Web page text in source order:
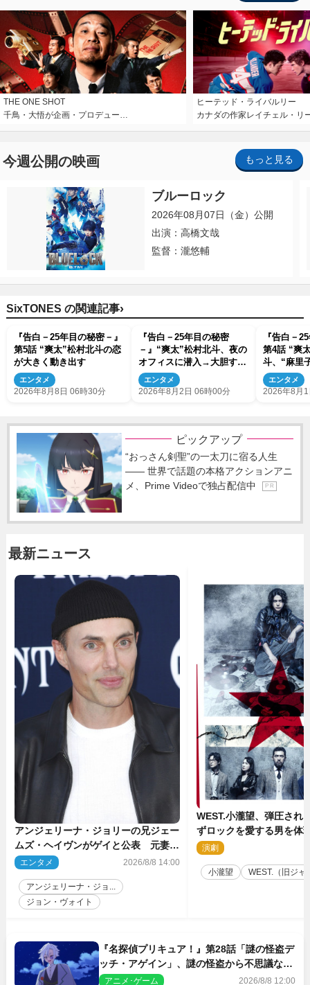
THE ONE SHOT
千鳥・大悟が企画・プロデュー…
ヒーテッド・ライバルリー
カナダの作家レイチェル・リ
今週公開の映画 もっと見る
ブルーロック
2026年08月07日（金）公開
出演：高橋文哉
監督：瀧悠輔
SixTONES の関連記事›
『告白－25年目の秘密－』
第5話 “爽太”松村北斗の恋
が大きく動き出す
エンタメ
2026年8月8日 06時30分
『告白－25年目の秘密
－』“爽太”松村北斗、夜の
オフィスに潜入→大胆すぎ
る行動に騒然「え？もしか
して」「8人目の別班説浮
エンタメ
2026年8月2日 06時00分
『告白－
第4話 “爽
斗、“麻里
の秘密に迫
エンタメ
2026年8月
ピックアップ
“おっさん剣聖”の一太刀に宿る人生
―― 世界で話題の本格アクションアニ
メ、Prime Videoで独占配信中
P R
最新ニュース
アンジェリーナ・ジョリーの兄ジェー
ムズ・ヘイヴンがゲイと公表 元妻の
生配信で明らかに
エンタメ 2026/8/8 14:00
アンジェリーナ・ジョ...
ジョン・ヴォイト
WEST.小瀧望、弾圧され
ずロックを愛する男を
台『ロックンロール』ビ
演劇
小瀧望 WEST.（旧ジャ
『名探偵プリキュア！』第28話「謎の怪盗デ
ッチ・アゲイン」、謎の怪盗から不思議な予
告状が届く
アニメ･ゲーム 2026/8/8 12:00